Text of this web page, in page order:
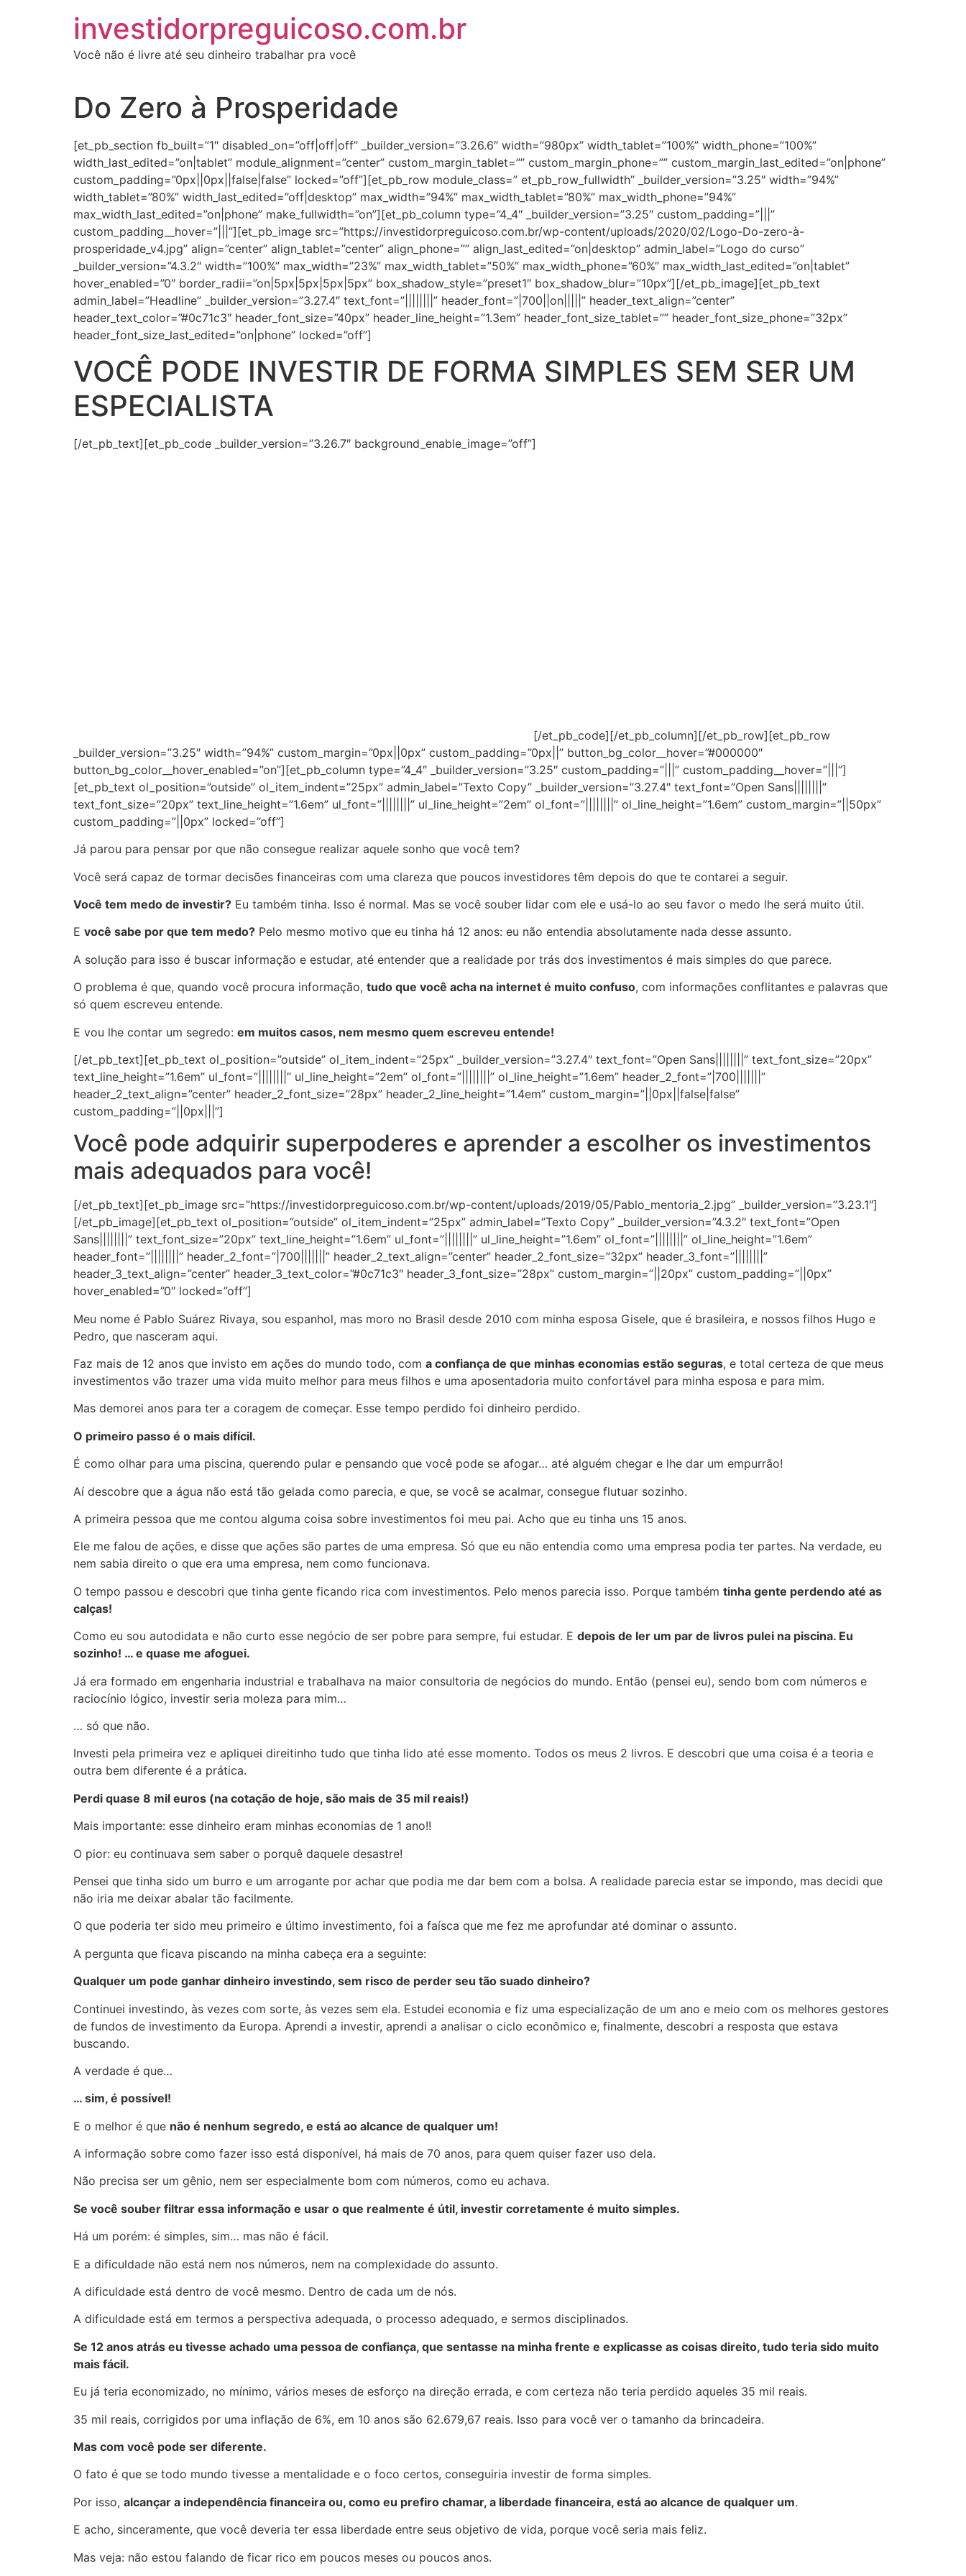
investidorpreguicoso.com.br
Você não é livre até seu dinheiro trabalhar pra você
Do Zero à Prosperidade
[et_pb_section fb_built=”1″ disabled_on=”off|off|off” _builder_version=”3.26.6″ width=”980px” width_tablet=”100%” width_phone=”100%”
width_last_edited=”on|tablet” module_alignment=”center” custom_margin_tablet=”” custom_margin_phone=”” custom_margin_last_edited=”on|phone”
custom_padding=”0px||0px||false|false” locked=”off”][et_pb_row module_class=” et_pb_row_fullwidth” _builder_version=”3.25″ width=”94%”
width_tablet=”80%” width_last_edited=”off|desktop” max_width=”94%” max_width_tablet=”80%” max_width_phone=”94%”
max_width_last_edited=”on|phone” make_fullwidth=”on”][et_pb_column type=”4_4″ _builder_version=”3.25″ custom_padding=”|||”
custom_padding__hover=”|||”][et_pb_image src=”https://investidorpreguicoso.com.br/wp-content/uploads/2020/02/Logo-Do-zero-à-
prosperidade_v4.jpg” align=”center” align_tablet=”center” align_phone=”” align_last_edited=”on|desktop” admin_label=”Logo do curso”
_builder_version=”4.3.2″ width=”100%” max_width=”23%” max_width_tablet=”50%” max_width_phone=”60%” max_width_last_edited=”on|tablet”
hover_enabled=”0″ border_radii=”on|5px|5px|5px|5px” box_shadow_style=”preset1″ box_shadow_blur=”10px”][/et_pb_image][et_pb_text
admin_label=”Headline” _builder_version=”3.27.4″ text_font=”||||||||” header_font=”|700||on|||||” header_text_align=”center”
header_text_color=”#0c71c3″ header_font_size=”40px” header_line_height=”1.3em” header_font_size_tablet=”” header_font_size_phone=”32px”
header_font_size_last_edited=”on|phone” locked=”off”]
VOCÊ PODE INVESTIR DE FORMA SIMPLES SEM SER UM
ESPECIALISTA
[/et_pb_text][et_pb_code _builder_version=”3.26.7″ background_enable_image=”off”]
[/et_pb_code][/et_pb_column][/et_pb_row][et_pb_row
_builder_version=”3.25″ width=”94%” custom_margin=”0px||0px” custom_padding=”0px||” button_bg_color__hover=”#000000″
button_bg_color__hover_enabled=”on”][et_pb_column type=”4_4″ _builder_version=”3.25″ custom_padding=”|||” custom_padding__hover=”|||”]
[et_pb_text ol_position=”outside” ol_item_indent=”25px” admin_label=”Texto Copy” _builder_version=”3.27.4″ text_font=”Open Sans||||||||”
text_font_size=”20px” text_line_height=”1.6em” ul_font=”||||||||” ul_line_height=”2em” ol_font=”||||||||” ol_line_height=”1.6em” custom_margin=”||50px”
custom_padding=”||0px” locked=”off”]
Já parou para pensar por que não consegue realizar aquele sonho que você tem?
Você será capaz de tormar decisões financeiras com uma clareza que poucos investidores têm depois do que te contarei a seguir.
Você tem medo de investir? Eu também tinha. Isso é normal. Mas se você souber lidar com ele e usá-lo ao seu favor o medo lhe será muito útil.
E você sabe por que tem medo? Pelo mesmo motivo que eu tinha há 12 anos: eu não entendia absolutamente nada desse assunto.
A solução para isso é buscar informação e estudar, até entender que a realidade por trás dos investimentos é mais simples do que parece.
O problema é que, quando você procura informação, tudo que você acha na internet é muito confuso, com informações conflitantes e palavras que
só quem escreveu entende.
E vou lhe contar um segredo: em muitos casos, nem mesmo quem escreveu entende!
[/et_pb_text][et_pb_text ol_position=”outside” ol_item_indent=”25px” _builder_version=”3.27.4″ text_font=”Open Sans||||||||” text_font_size=”20px”
text_line_height=”1.6em” ul_font=”||||||||” ul_line_height=”2em” ol_font=”||||||||” ol_line_height=”1.6em” header_2_font=”|700|||||||”
header_2_text_align=”center” header_2_font_size=”28px” header_2_line_height=”1.4em” custom_margin=”||0px||false|false”
custom_padding=”||0px|||”]
Você pode adquirir superpoderes e aprender a escolher os investimentos
mais adequados para você!
[/et_pb_text][et_pb_image src=”https://investidorpreguicoso.com.br/wp-content/uploads/2019/05/Pablo_mentoria_2.jpg” _builder_version=”3.23.1″]
[/et_pb_image][et_pb_text ol_position=”outside” ol_item_indent=”25px” admin_label=”Texto Copy” _builder_version=”4.3.2″ text_font=”Open
Sans||||||||” text_font_size=”20px” text_line_height=”1.6em” ul_font=”||||||||” ul_line_height=”1.6em” ol_font=”||||||||” ol_line_height=”1.6em”
header_font=”||||||||” header_2_font=”|700|||||||” header_2_text_align=”center” header_2_font_size=”32px” header_3_font=”||||||||”
header_3_text_align=”center” header_3_text_color=”#0c71c3″ header_3_font_size=”28px” custom_margin=”||20px” custom_padding=”||0px”
hover_enabled=”0″ locked=”off”]
Meu nome é Pablo Suárez Rivaya, sou espanhol, mas moro no Brasil desde 2010 com minha esposa Gisele, que é brasileira, e nossos filhos Hugo e
Pedro, que nasceram aqui.
Faz mais de 12 anos que invisto em ações do mundo todo, com a confiança de que minhas economias estão seguras, e total certeza de que meus
investimentos vão trazer uma vida muito melhor para meus filhos e uma aposentadoria muito confortável para minha esposa e para mim.
Mas demorei anos para ter a coragem de começar. Esse tempo perdido foi dinheiro perdido.
O primeiro passo é o mais difícil.
É como olhar para uma piscina, querendo pular e pensando que você pode se afogar… até alguém chegar e lhe dar um empurrão!
Aí descobre que a água não está tão gelada como parecia, e que, se você se acalmar, consegue flutuar sozinho.
A primeira pessoa que me contou alguma coisa sobre investimentos foi meu pai. Acho que eu tinha uns 15 anos.
Ele me falou de ações, e disse que ações são partes de uma empresa. Só que eu não entendia como uma empresa podia ter partes. Na verdade, eu
nem sabia direito o que era uma empresa, nem como funcionava.
O tempo passou e descobri que tinha gente ficando rica com investimentos. Pelo menos parecia isso. Porque também tinha gente perdendo até as
calças!
Como eu sou autodidata e não curto esse negócio de ser pobre para sempre, fui estudar. E depois de ler um par de livros pulei na piscina. Eu
sozinho! … e quase me afoguei.
Já era formado em engenharia industrial e trabalhava na maior consultoria de negócios do mundo. Então (pensei eu), sendo bom com números e
raciocínio lógico, investir seria moleza para mim…
… só que não.
Investi pela primeira vez e apliquei direitinho tudo que tinha lido até esse momento. Todos os meus 2 livros. E descobri que uma coisa é a teoria e
outra bem diferente é a prática.
Perdi quase 8 mil euros (na cotação de hoje, são mais de 35 mil reais!)
Mais importante: esse dinheiro eram minhas economias de 1 ano!!
O pior: eu continuava sem saber o porquê daquele desastre!
Pensei que tinha sido um burro e um arrogante por achar que podia me dar bem com a bolsa. A realidade parecia estar se impondo, mas decidi que
não iria me deixar abalar tão facilmente.
O que poderia ter sido meu primeiro e último investimento, foi a faísca que me fez me aprofundar até dominar o assunto.
A pergunta que ficava piscando na minha cabeça era a seguinte:
Qualquer um pode ganhar dinheiro investindo, sem risco de perder seu tão suado dinheiro?
Continuei investindo, às vezes com sorte, às vezes sem ela. Estudei economia e fiz uma especialização de um ano e meio com os melhores gestores
de fundos de investimento da Europa. Aprendi a investir, aprendi a analisar o ciclo econômico e, finalmente, descobri a resposta que estava
buscando.
A verdade é que…
… sim, é possível!
E o melhor é que não é nenhum segredo, e está ao alcance de qualquer um!
A informação sobre como fazer isso está disponível, há mais de 70 anos, para quem quiser fazer uso dela.
Não precisa ser um gênio, nem ser especialmente bom com números, como eu achava.
Se você souber filtrar essa informação e usar o que realmente é útil, investir corretamente é muito simples.
Há um porém: é simples, sim… mas não é fácil.
E a dificuldade não está nem nos números, nem na complexidade do assunto.
A dificuldade está dentro de você mesmo. Dentro de cada um de nós.
A dificuldade está em termos a perspectiva adequada, o processo adequado, e sermos disciplinados.
Se 12 anos atrás eu tivesse achado uma pessoa de confiança, que sentasse na minha frente e explicasse as coisas direito, tudo teria sido muito
mais fácil.
Eu já teria economizado, no mínimo, vários meses de esforço na direção errada, e com certeza não teria perdido aqueles 35 mil reais.
35 mil reais, corrigidos por uma inflação de 6%, em 10 anos são 62.679,67 reais. Isso para você ver o tamanho da brincadeira.
Mas com você pode ser diferente.
O fato é que se todo mundo tivesse a mentalidade e o foco certos, conseguiria investir de forma simples.
Por isso, alcançar a independência financeira ou, como eu prefiro chamar, a liberdade financeira, está ao alcance de qualquer um.
E acho, sinceramente, que você deveria ter essa liberdade entre seus objetivo de vida, porque você seria mais feliz.
Mas veja: não estou falando de ficar rico em poucos meses ou poucos anos.